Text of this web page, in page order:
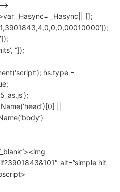
_Hasync= _Hasync|| [];
”]);
hs.type =
||
alt=”simple hit